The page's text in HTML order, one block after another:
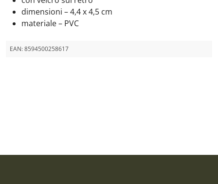
dimensioni – 4,4 x 4,5 cm
materiale – PVC
EAN:8594500258617